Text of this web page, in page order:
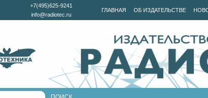
ГЛАВНАЯ ОБ ИЗДАТЕЛЬСТВЕ
+7(495)625-9241
info@radiotec.ru